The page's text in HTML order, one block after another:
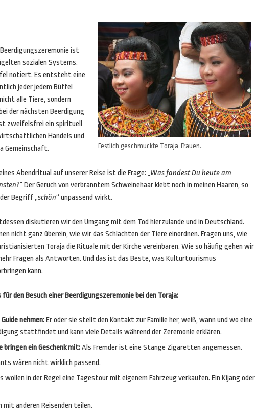
Festlich geschmückte Toraja-Frauen.
ist
sozialen Systems.
notiert. Es entsteht eine
jeder jedem Büffel
alle Tiere, sondern
der nächsten Beerdigung
zweifelsfrei ein spirituell
Handels und
Gemeinschaft.
Abendritual auf unserer Reise ist die Frage: „Was fandest Du heute am
Der Geruch von verbranntem Schweinehaar klebt noch in meinen Haaren, so
Begriff „schön“ unpassend wirkt.
diskutieren wir den Umgang mit dem Tod hierzulande und in Deutschland.
nicht ganz überein, wie wir das Schlachten der Tiere einordnen. Fragen uns, wie
Toraja die Rituale mit der Kirche vereinbaren. Wie so häufig gehen wir
Fragen als Antworten. Und das ist das Beste, was Kulturtourismus
kann.
für den Besuch einer Beerdigungszeremonie bei den Toraja:
Guide nehmen:Er oder sie stellt den Kontakt zur Familie her, weiß, wann und wo eine
stattfindet und kann viele Details während der Zeremonie erklären.
bringen ein Geschenk mit:Als Fremder ist eine Stange Zigaretten angemessen.
wären nicht wirklich passend.
wollen in der Regel eine Tagestour mit eigenem Fahrzeug verkaufen. Ein Kijang oder
mit anderen Reisenden teilen.